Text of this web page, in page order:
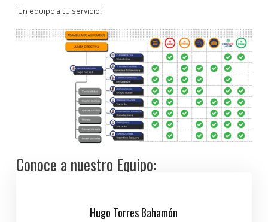
¡Un equipo a tu servicio!
Conoce a nuestro Equipo:
Hugo Torres Bahamón